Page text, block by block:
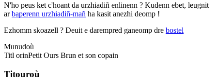
N'ho peus ket c'hoant da urzhiadiñ enlinenn ? Kudenn ebet, leugnit
arbaperenn urzhiadiñ-mañ ha kasit anezhi deomp !
Ezhomm skoazell ? Deuit e darempred ganeomp dre bostel
Munudoù
Titl orinPetit Ours Brun et son copain
Titouroù